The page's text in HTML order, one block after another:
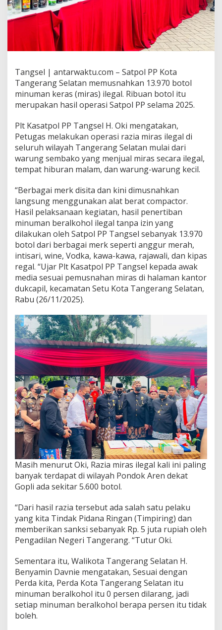
Tangsel | antarwaktu.com – Satpol PP Kota
Tangerang Selatan memusnahkan 13.970 botol
minuman keras (miras) ilegal. Ribuan botol itu
merupakan hasil operasi Satpol PP selama 2025.
Plt Kasatpol PP Tangsel H. Oki mengatakan,
Petugas melakukan operasi razia miras ilegal di
seluruh wilayah Tangerang Selatan mulai dari
warung sembako yang menjual miras secara ilegal,
tempat hiburan malam, dan warung-warung kecil.
“Berbagai merk disita dan kini dimusnahkan
langsung menggunakan alat berat compactor.
Hasil pelaksanaan kegiatan, hasil penertiban
minuman beralkohol ilegal tanpa izin yang
dilakukan oleh Satpol PP Tangsel sebanyak 13.970
botol dari berbagai merk seperti anggur merah,
intisari, wine, Vodka, kawa-kawa, rajawali, dan kipas
regal. “Ujar Plt Kasatpol PP Tangsel kepada awak
media sesuai pemusnahan miras di halaman kantor
dukcapil, kecamatan Setu Kota Tangerang Selatan,
Rabu (26/11/2025).
Masih menurut Oki, Razia miras ilegal kali ini paling
banyak terdapat di wilayah Pondok Aren dekat
Gopli ada sekitar 5.600 botol.
“Dari hasil razia tersebut ada salah satu pelaku
yang kita Tindak Pidana Ringan (Timpiring) dan
memberikan sanksi sebanyak Rp. 5 juta rupiah oleh
Pengadilan Negeri Tangerang. “Tutur Oki.
Sementara itu, Walikota Tangerang Selatan H.
Benyamin Davnie mengatakan, Sesuai dengan
Perda kita, Perda Kota Tangerang Selatan itu
minuman beralkohol itu 0 persen dilarang, jadi
setiap minuman beralkohol berapa persen itu tidak
boleh.